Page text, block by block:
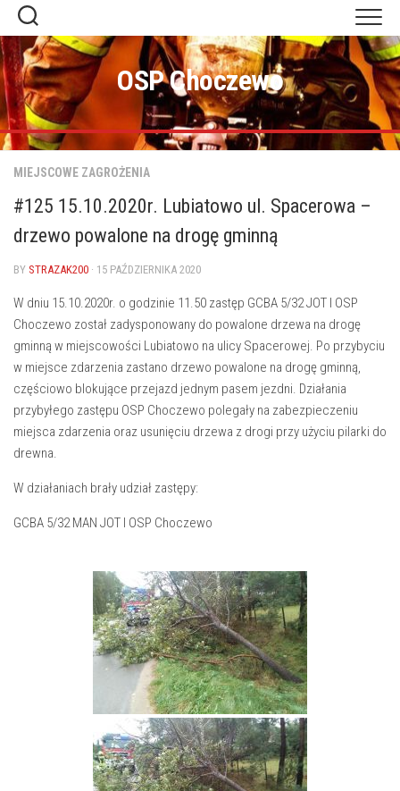
Skip
content
OSP Choczewo
MIEJSCOWE ZAGROŻENIA
#125 15.10.2020r. Lubiatowo ul. Spacerowa –
drzewo powalone na drogę gminną
BY STRAZAK200 · 15 PAŹDZIERNIKA 2020
W dniu 15.10.2020r. o godzinie 11.50 zastęp GCBA 5/32 JOT I OSP
Choczewo został zadysponowany do powalone drzewa na drogę
gminną w miejscowości Lubiatowo na ulicy Spacerowej. Po przybyciu
w miejsce zdarzenia zastano drzewo powalone na drogę gminną,
częściowo blokujące przejazd jednym pasem jezdni. Działania
przybyłego zastępu OSP Choczewo polegały na zabezpieczeniu
miejsca zdarzenia oraz usunięciu drzewa z drogi przy użyciu pilarki do
drewna.
W działaniach brały udział zastępy:
GCBA 5/32 MAN JOT I OSP Choczewo